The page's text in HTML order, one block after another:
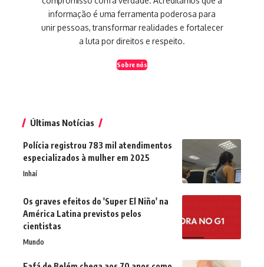
informação é uma ferramenta poderosa para
unir pessoas, transformar realidades e fortalecer
a luta por direitos e respeito.
Sobre nós
Últimas Notícias
Polícia registrou 783 mil atendimentos
especializados à mulher em 2025
Inhaí
Os graves efeitos do 'Super El Niño' na
América Latina previstos pelos
cientistas
Mundo